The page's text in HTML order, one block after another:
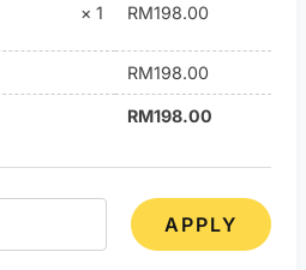
× 1 RM198.00
RM198.00
RM198.00
APPLY